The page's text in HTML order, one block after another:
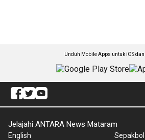
Unduh Mobile Apps untuk iOS
Jelajahi ANTARA News Mataram
English